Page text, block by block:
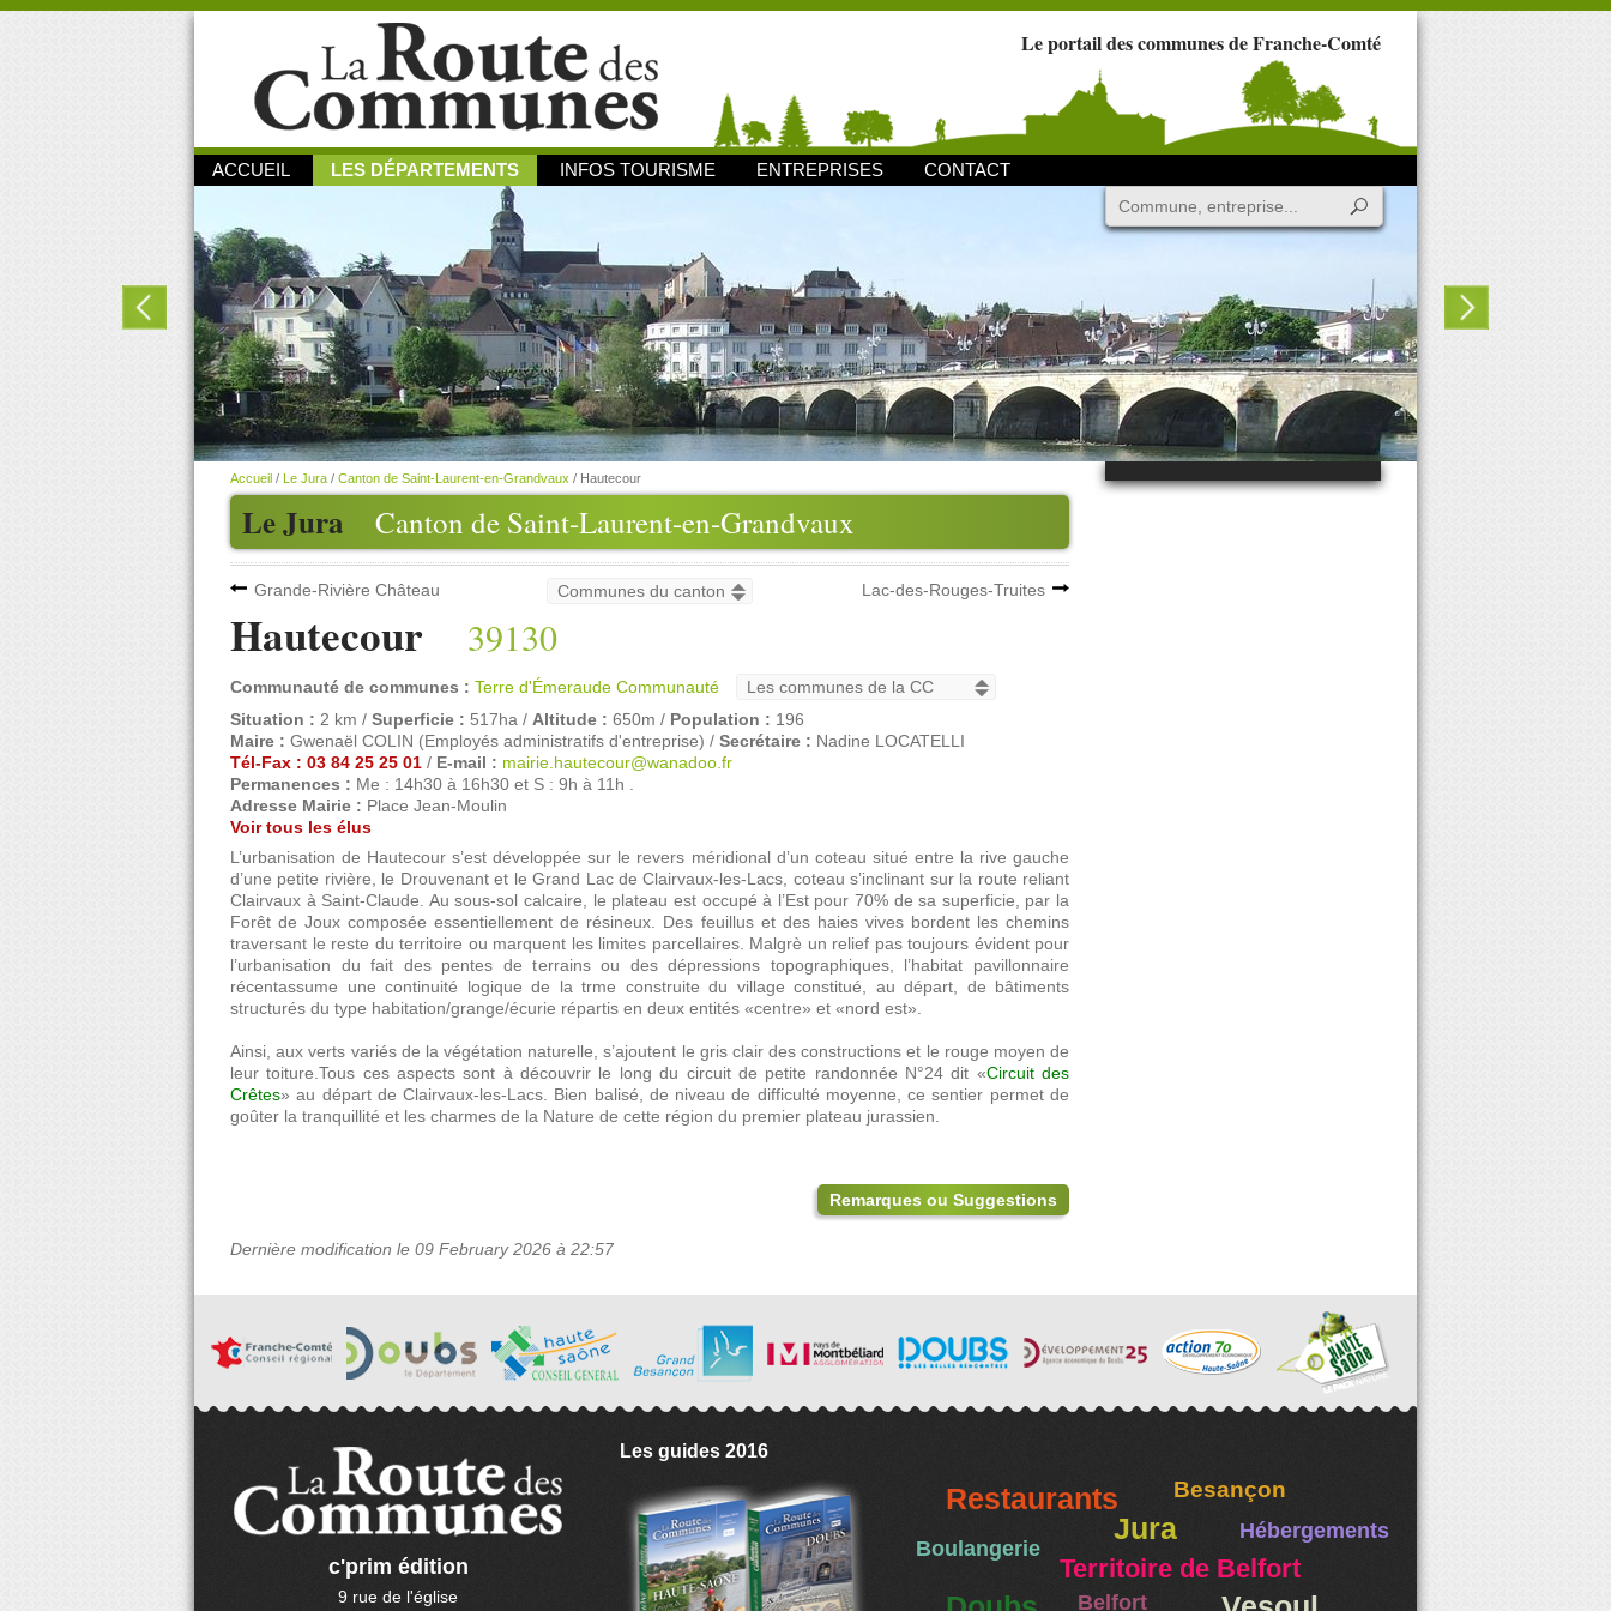
Le portail des communes de Franche-Comté
ACCUEIL LES DÉPARTEMENTS INFOS TOURISME ENTREPRISES CONTACT
Le Jura Canton de Saint-Laurent-en-Grandvaux
Accueil / Le Jura / Canton de Saint-Laurent-en-Grandvaux / Hautecour
Grande-Rivière Château Lac-des-Rouges-Truites
Hautecour 39130
Communauté de communes : Terre d'Émeraude Communauté
Situation : 2 km / Superficie : 517ha / Altitude : 650m / Population : 196
Maire : Gwenaël COLIN (Employés administratifs d'entreprise) / Secrétaire : Nadine LOCATELLI
Tél-Fax : 03 84 25 25 01 / E-mail : mairie.hautecour@wanadoo.fr
Permanences : Me : 14h30 à 16h30 et S : 9h à 11h .
Adresse Mairie : Place Jean-Moulin
Voir tous les élus
L’urbanisation de Hautecour s’est développée sur le revers méridional d’un coteau situé entre la rive gauche
d’une petite rivière, le Drouvenant et le Grand Lac de Clairvaux-les-Lacs, coteau s’inclinant sur la route reliant
Clairvaux à Saint-Claude. Au sous-sol calcaire, le plateau est occupé à l’Est pour 70% de sa superficie, par la
Forêt de Joux composée essentiellement de résineux. Des feuillus et des haies vives bordent les chemins
traversant le reste du territoire ou marquent les limites parcellaires. Malgrè un relief pas toujours évident pour
l’urbanisation du fait des pentes de terrains ou des dépressions topographiques, l’habitat pavillonnaire
récentassume une continuité logique de la trme construite du village constitué, au départ, de bâtiments
structurés du type habitation/grange/écurie répartis en deux entités «centre» et «nord est».
Ainsi, aux verts variés de la végétation naturelle, s’ajoutent le gris clair des constructions et le rouge moyen de
leur toiture.Tous ces aspects sont à découvrir le long du circuit de petite randonnée N°24 dit «Circuit des
Crêtes» au départ de Clairvaux-les-Lacs. Bien balisé, de niveau de difficulté moyenne, ce sentier permet de
goûter la tranquillité et les charmes de la Nature de cette région du premier plateau jurassien.
Remarques ou Suggestions
Dernière modification le 09 February 2026 à 22:57
c'prim édition
9 rue de l'église
Les guides 2016
Restaurants Besançon
Jura Hébergements
Boulangerie
Territoire de Belfort
Belfort